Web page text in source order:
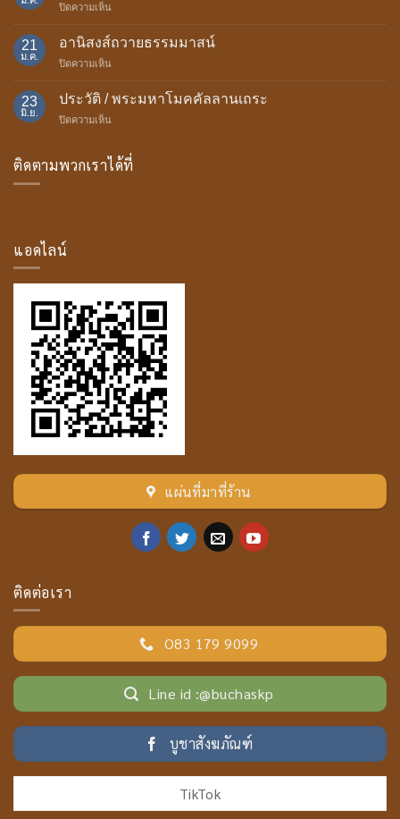
ถวาย
พรรษา
ปิดความเห็น
ของ
21
ม.ค.
อานิสงส์ถวายธรรมมาสน์
ปิดความเห็น
ถวาย
มา
23
มิ.ย.
ประวัติ / พระมหาโมคคัลลานเถระ
ปิดความเห็น
พระ
ติดตามพวกเราได้ที่
แอดไลน์
แผ่นที่มาที่ร้าน
ติดต่อเรา
O83 179 9099
Line id :@buchaskp
บูชาสังฆภัณฑ์
TikTok